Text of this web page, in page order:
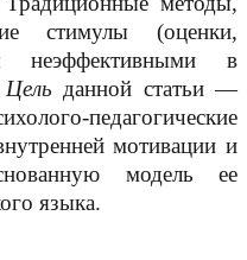
стимулы (оценки,
неэффективными в
Цель данной статьи —
педагогические
мотивации и
модель ее
языка.